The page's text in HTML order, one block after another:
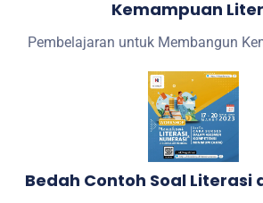
Kemampuan
Pembelajaran untuk Membangun
Bedah Contoh Soal Literasi